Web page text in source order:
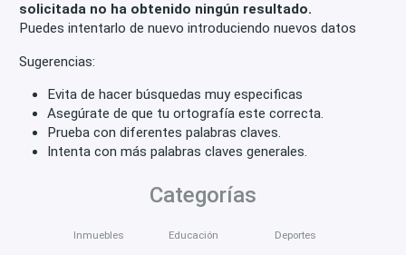
solicitada no ha obtenido ningún resultado.
Puedes intentarlo de nuevo introduciendo nuevos datos
Sugerencias:
Evita de hacer búsquedas muy especificas
Asegúrate de que tu ortografía este correcta.
Prueba con diferentes palabras claves.
Intenta con más palabras claves generales.
Categorías
Inmuebles Educación Deportes